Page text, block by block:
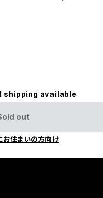
shipping available
out
お住まいの方向け